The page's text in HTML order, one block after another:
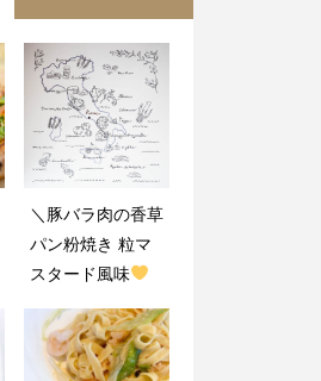
＼豚バラ肉の香草
パン粉焼き 粒マ
スタード風味
＼フェットチーネ
スモークサーモン
とブロッコリーの
粒マスタード添え
／